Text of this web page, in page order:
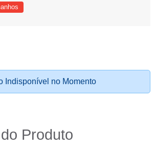
Indisponível no Momento
Produto